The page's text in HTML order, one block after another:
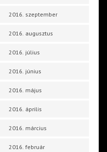
2016. szeptember
2016. augusztus
2016. július
2016. június
2016. május
2016. április
2016. március
2016. február